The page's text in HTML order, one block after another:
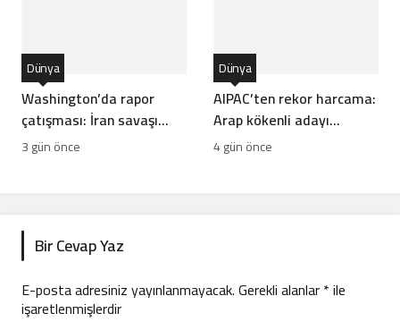
Washington’da rapor
çatışması: İran savaşı
ABD füze stoklarını
tüketti mi?
Dünya
3 gün önce
AIPAC’ten rekor harcama:
Arap kökenli adayı
devirme planı
Dünya
4 gün önce
Bir Cevap Yaz
E-posta adresiniz yayınlanmayacak.Gerekli alanlar*ile
işaretlenmişlerdir